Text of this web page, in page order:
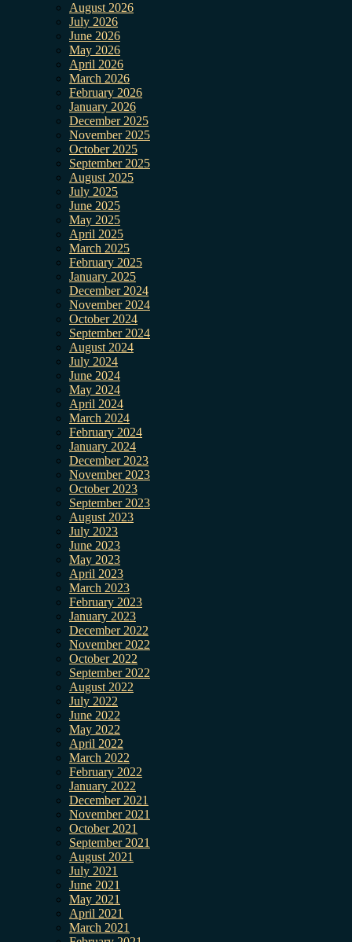
August 2026
July 2026
June 2026
May 2026
April 2026
March 2026
February 2026
January 2026
December 2025
November 2025
October 2025
September 2025
August 2025
July 2025
June 2025
May 2025
April 2025
March 2025
February 2025
January 2025
December 2024
November 2024
October 2024
September 2024
August 2024
July 2024
June 2024
May 2024
April 2024
March 2024
February 2024
January 2024
December 2023
November 2023
October 2023
September 2023
August 2023
July 2023
June 2023
May 2023
April 2023
March 2023
February 2023
January 2023
December 2022
November 2022
October 2022
September 2022
August 2022
July 2022
June 2022
May 2022
April 2022
March 2022
February 2022
January 2022
December 2021
November 2021
October 2021
September 2021
August 2021
July 2021
June 2021
May 2021
April 2021
March 2021